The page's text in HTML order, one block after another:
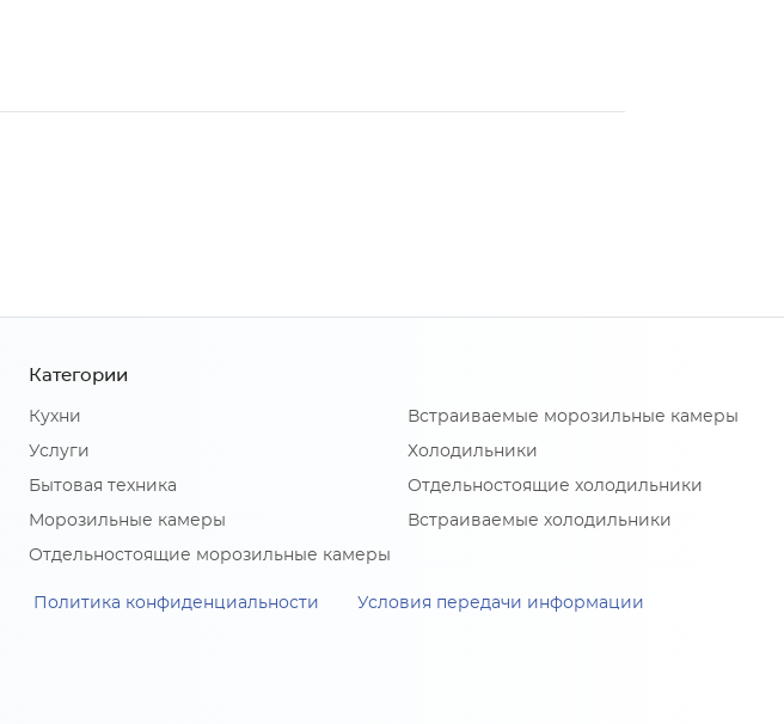
Категории
Кухни
Услуги
Бытовая техника
Морозильные камеры
Отдельностоящие морозильные камеры
Встраиваемые морозильные камеры
Холодильники
Отдельностоящие холодильники
Встраиваемые холодильники
Политика конфиденциальности Условия передачи информации